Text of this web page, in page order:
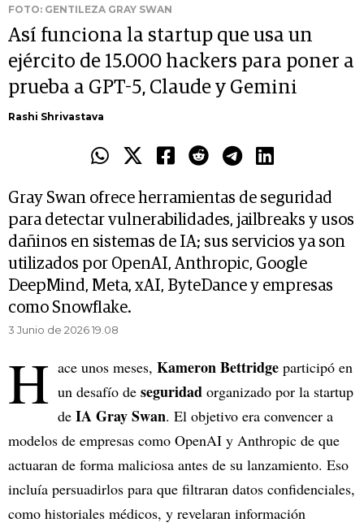
FOTO: GENTILEZA GRAY SWAN
Así funciona la startup que usa un
ejército de 15.000 hackers para poner a
prueba a GPT-5, Claude y Gemini
Rashi Shrivastava
Gray Swan ofrece herramientas de seguridad
para detectar vulnerabilidades, jailbreaks y usos
dañinos en sistemas de IA; sus servicios ya son
utilizados por OpenAI, Anthropic, Google
DeepMind, Meta, xAI, ByteDance y empresas
como Snowflake.
3 Junio de 2026 19.08
H ace unos meses, Kameron Bettridge participó en
un desafío de seguridad organizado por la startup
de IAGray Swan. El objetivo era convencer a
modelos de empresas como OpenAI y Anthropic de que
actuaran de forma maliciosa antes de su lanzamiento. Eso
incluía persuadirlos para que filtraran datos confidenciales,
como historiales médicos, y revelaran información